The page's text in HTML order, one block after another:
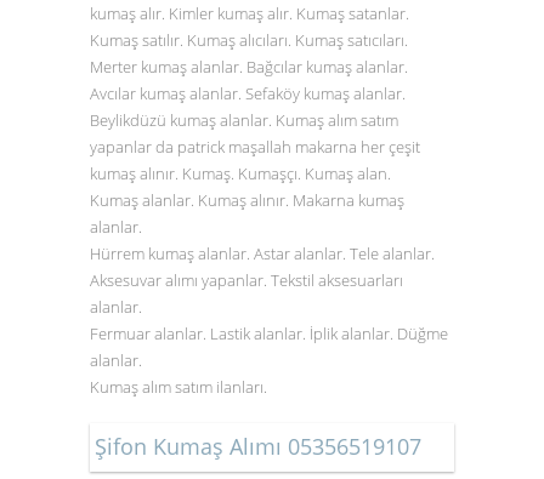
kumaş alır. Kimler kumaş alır. Kumaş satanlar.
Kumaş satılır. Kumaş alıcıları. Kumaş satıcıları.
Merter kumaş alanlar. Bağcılar kumaş alanlar.
Avcılar kumaş alanlar. Sefaköy kumaş alanlar.
Beylikdüzü kumaş alanlar. Kumaş alım satım
yapanlar da patrick maşallah makarna her çeşit
kumaş alınır. Kumaş. Kumaşçı. Kumaş alan.
Kumaş alanlar. Kumaş alınır. Makarna kumaş
alanlar.
Hürrem kumaş alanlar. Astar alanlar. Tele alanlar.
Aksesuvar alımı yapanlar. Tekstil aksesuarları
alanlar.
Fermuar alanlar. Lastik alanlar. İplik alanlar. Düğme
alanlar.
Kumaş alım satım ilanları.
Şifon Kumaş Alımı 05356519107